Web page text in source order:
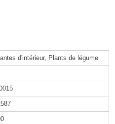
d'intérieur, Plants de légume